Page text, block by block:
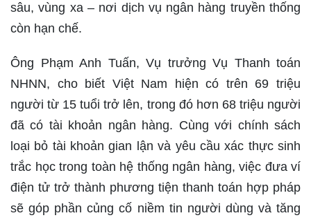
sâu, vùng xa – nơi dịch vụ ngân hàng truyền thống
còn hạn chế.
Ông Phạm Anh Tuấn, Vụ trưởng Vụ Thanh toán
NHNN, cho biết Việt Nam hiện có trên 69 triệu
người từ 15 tuổi trở lên, trong đó hơn 68 triệu người
đã có tài khoản ngân hàng. Cùng với chính sách
loại bỏ tài khoản gian lận và yêu cầu xác thực sinh
trắc học trong toàn hệ thống ngân hàng, việc đưa ví
điện tử trở thành phương tiện thanh toán hợp pháp
sẽ góp phần củng cố niềm tin người dùng và tăng